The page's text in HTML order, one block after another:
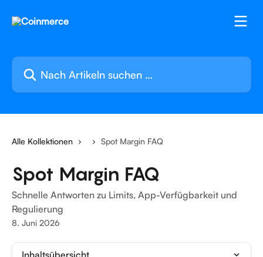
Nach Artikeln suchen …
Alle Kollektionen Spot Margin FAQ
Spot Margin FAQ
Schnelle Antworten zu Limits, App-Verfügbarkeit und
Regulierung
8. Juni 2026
Inhaltsübersicht